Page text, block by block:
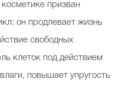
призван
он продлевает жизнь
свободных
клеток под действием
повышает упругость